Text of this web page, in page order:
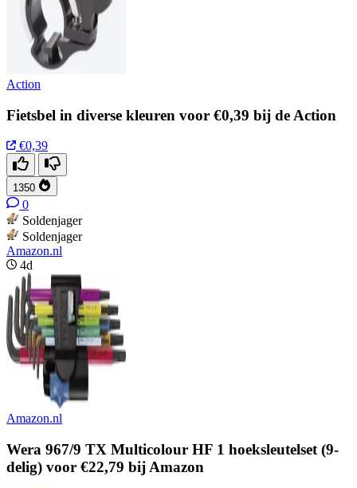
Action
Fietsbel in diverse kleuren voor €0,39 bij de Action
€0,39
1350
0
Soldenjager
Soldenjager
Amazon.nl
4d
Amazon.nl
Wera 967/9 TX Multicolour HF 1 hoeksleutelset (9-
delig) voor €22,79 bij Amazon